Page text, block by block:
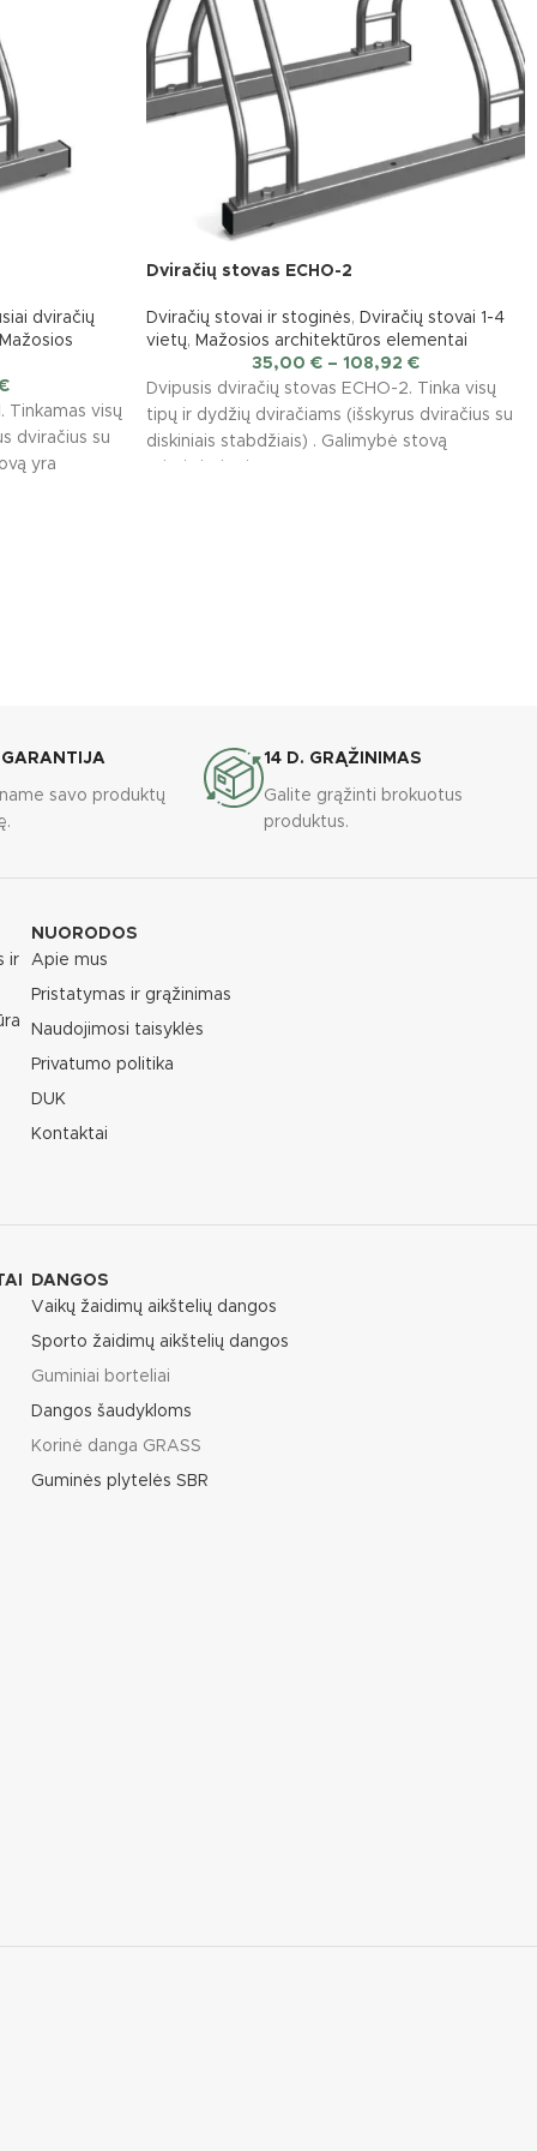
dviračių
Mažosios
Tinkamas visų
dviračius su
yra
Dviračių stovas ECHO-2
Dviračių stovai ir stoginės, Dviračių stovai 1-4
vietų, Mažosios architektūros elementai
35,00 € – 108,92 €
Dvipusis dviračių stovas ECHO-2. Tinka visų
tipų ir dydžių dviračiams (išskyrus dviračius su
diskiniais stabdžiais) . Galimybė stovą
savo produktų
14 D. GRĄŽINIMAS
Galite grąžinti brokuotus
produktus.
ir
NUORODOS
Apie mus
Pristatymas ir grąžinimas
Naudojimosi taisyklės
Privatumo politika
DUK
Kontaktai
DANGOS
Vaikų žaidimų aikštelių dangos
Sporto žaidimų aikštelių dangos
Guminiai borteliai
Dangos šaudykloms
Korinė danga GRASS
Guminės plytelės SBR